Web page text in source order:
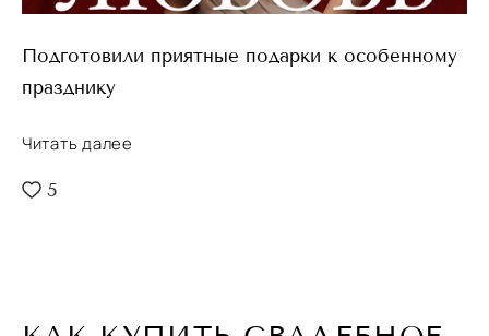
Подготовили приятные подарки к особенному
празднику
Читать далее
5